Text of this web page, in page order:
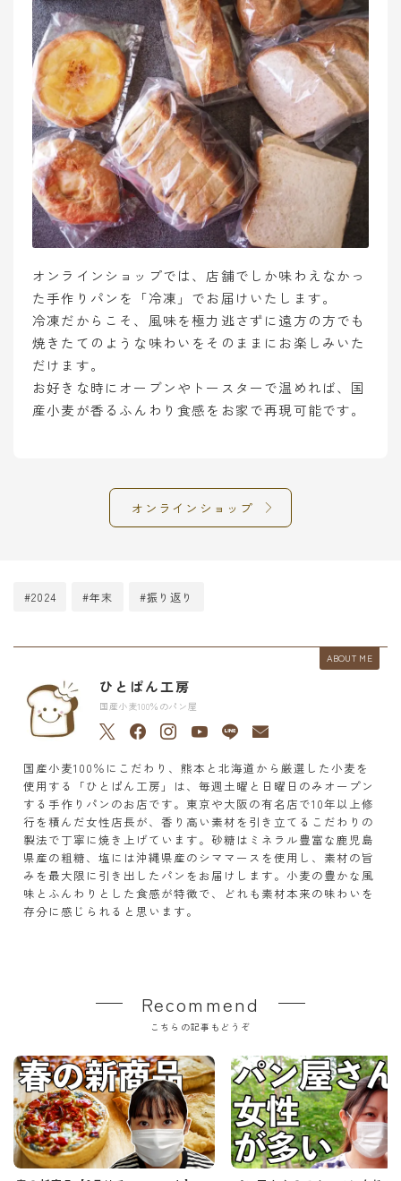
オンラインショップでは、店舗でしか味わえなかっ
た手作りパンを「冷凍」でお届けいたします。
冷凍だからこそ、風味を極力逃さずに遠方の方でも
焼きたてのような味わいをそのままにお楽しみいた
だけます。
お好きな時にオーブンやトースターで温めれば、国
産小麦が香るふんわり食感をお家で再現可能です。
オンラインショップ
#2024 #年末 #振り返り
ABOUT ME
ひとぱん工房
国産小麦100％のパン屋
国産小麦100％にこだわり、熊本と北海道から厳選した小麦を
使用する「ひとぱん工房」は、毎週土曜と日曜日のみオープン
する手作りパンのお店です。東京や大阪の有名店で10年以上修
行を積んだ女性店長が、香り高い素材を引き立てるこだわりの
製法で丁寧に焼き上げています。砂糖はミネラル豊富な鹿児島
県産の粗糖、塩には沖縄県産のシママースを使用し、素材の旨
みを最大限に引き出したパンをお届けします。小麦の豊かな風
味とふんわりとした食感が特徴で、どれも素材本来の味わいを
存分に感じられると思います。
Recommend
こちらの記事もどうぞ